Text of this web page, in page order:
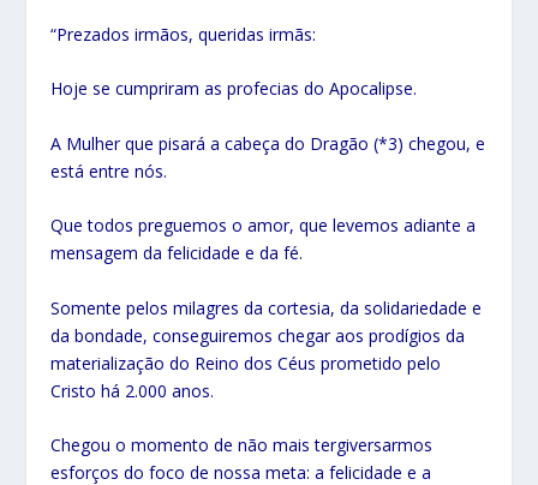
“Prezados irmãos, queridas irmãs:
Hoje se cumpriram as profecias do Apocalipse.
A Mulher que pisará a cabeça do Dragão (*3) chegou, e
está entre nós.
Que todos preguemos o amor, que levemos adiante a
mensagem da felicidade e da fé.
Somente pelos milagres da cortesia, da solidariedade e
da bondade, conseguiremos chegar aos prodígios da
materialização do Reino dos Céus prometido pelo
Cristo há 2.000 anos.
Chegou o momento de não mais tergiversarmos
esforços do foco de nossa meta: a felicidade e a